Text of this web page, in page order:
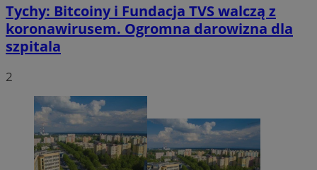
Tychy: Bitcoiny i Fundacja TVS walczą z
koronawirusem. Ogromna darowizna dla
szpitala
2